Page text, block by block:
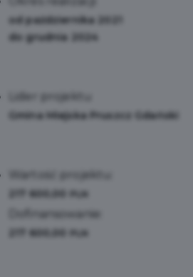
od października 2021
do grudnia 2024
Lider projektu
Gmina Miejska Pruszcz Gdański
Wartość projektu:
217 600,00
Dofinansowanie:
217 600,00